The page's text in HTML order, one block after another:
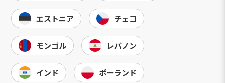
エストニア チェコ
モンゴル レバノン
インド ポーランド